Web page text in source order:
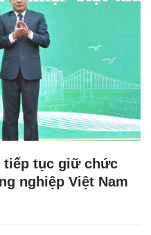
tiếp tục giữ chức
nghiệp Việt Nam